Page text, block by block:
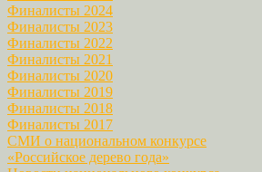
Финалисты 2024
Финалисты 2023
Финалисты 2022
Финалисты 2021
Финалисты 2020
Финалисты 2019
Финалисты 2018
Финалисты 2017
СМИ о национальном конкурсе
«Российское дерево года»